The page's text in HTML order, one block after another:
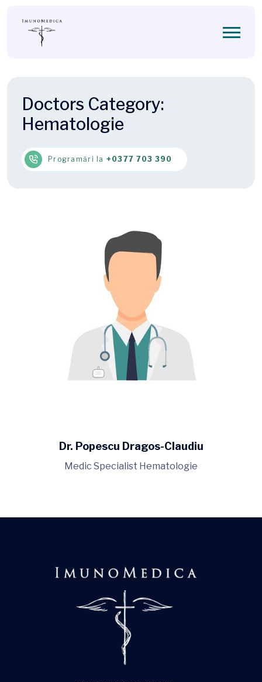
Doctors Category:
Hematologie
Programări la +0377 703 390
Dr. Popescu Dragos-Claudiu
Medic Specialist Hematologie